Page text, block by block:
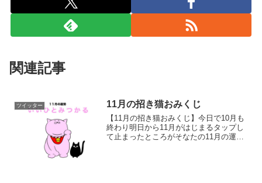
関連記事
ツイッター 11月の招き猫おみくじ
【11月の招き猫おみくじ】今日で10月も
終わり明日から11月がはじまるタップし
て止まったところがそなたの11月の運